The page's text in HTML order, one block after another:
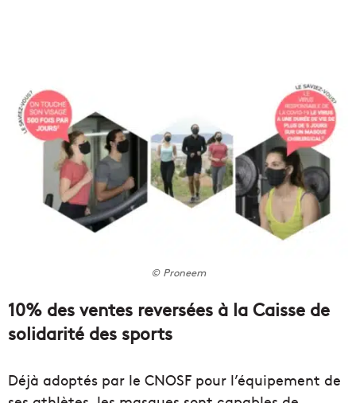
© Proneem
10% des ventes reversées à la Caisse de
solidarité des sports
Déjà adoptés par le CNOSF pour l’équipement de